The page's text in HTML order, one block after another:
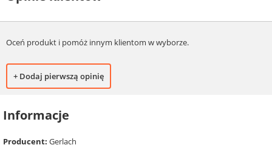
Oceń produkt i pomóż innym klientom w wyborze.
+ Dodaj pierwszą opinię
Informacje
Producent: Gerlach